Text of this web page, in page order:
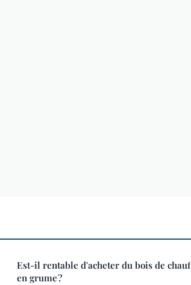
Est-il rentable d'acheter du bois de
en grume ?